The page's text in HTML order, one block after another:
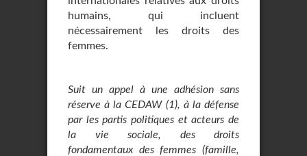
humains, qui incluent
nécessairement les droits des
femmes.
Suit un appel à une adhésion sans
réserve à la CEDAW (1), à la défense
par les partis politiques et acteurs de
la vie sociale, des droits
fondamentaux des femmes (famille,